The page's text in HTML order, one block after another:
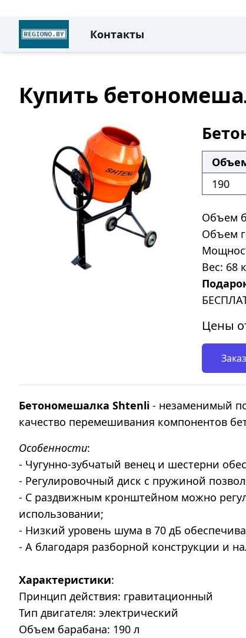
Контакты
Купить
190
Объем
Объем
Вес: 68
Цены
Бетономешалка Shtenli - незаменимый
качество перемешивания компонентов
Особенности:
- Чугунно-зубчатый венец и шестерни
- Регулировочный диск с пружиной
- С раздвижным кронштейном можно
использовании;
- Низкий уровень шума в 70 дБ
- А благодаря разборной конструкции и
Характеристики:
Принцип действия: гравитационный
Тип двигателя: электрический
Объем барабана: 190 л